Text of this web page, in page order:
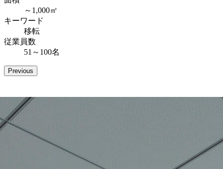
～1,000㎡
キーワード
移転
従業員数
51～100名
Previous